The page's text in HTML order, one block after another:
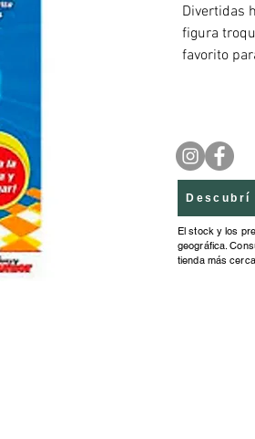
Divertidas
figura
favorito
Descubrí
El stock y los
geográfica.
tienda más